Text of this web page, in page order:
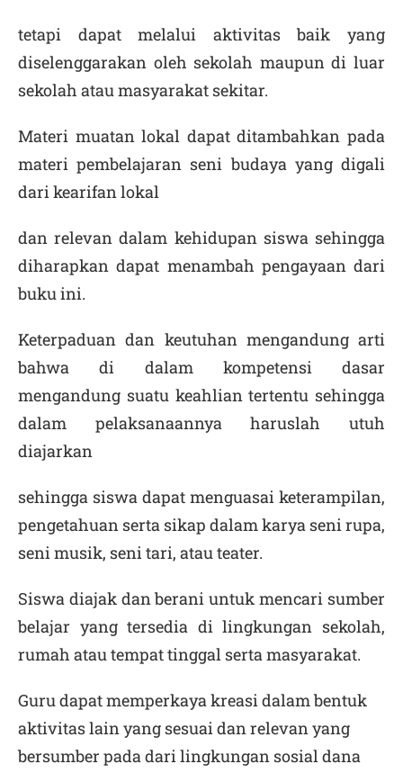
tetapi dapat melalui aktivitas baik yang
diselenggarakan oleh sekolah maupun di luar
sekolah atau masyarakat sekitar.
Materi muatan lokal dapat ditambahkan pada
materi pembelajaran seni budaya yang digali
dari kearifan lokal
dan relevan dalam kehidupan siswa sehingga
diharapkan dapat menambah pengayaan dari
buku ini.
Keterpaduan dan keutuhan mengandung arti
bahwa di dalam kompetensi dasar
mengandung suatu keahlian tertentu sehingga
dalam pelaksanaannya haruslah utuh
diajarkan
sehingga siswa dapat menguasai keterampilan,
pengetahuan serta sikap dalam karya seni rupa,
seni musik, seni tari, atau teater.
Siswa diajak dan berani untuk mencari sumber
belajar yang tersedia di lingkungan sekolah,
rumah atau tempat tinggal serta masyarakat.
Guru dapat memperkaya kreasi dalam bentuk
aktivitas lain yang sesuai dan relevan yang
bersumber pada dari lingkungan sosial dana